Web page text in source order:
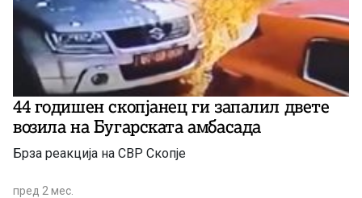
44 годишен скопјанец ги запалил двете
возила на Бугарската амбасада
Брза реакција на СВР Скопје
пред 2 мес.